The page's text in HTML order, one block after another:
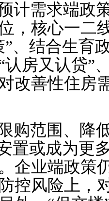
计需求端政
，核心一二
”、结合生育
认房又认贷”
改善性住房
购范围、降
置或成为更
企业端政策
控风险上，